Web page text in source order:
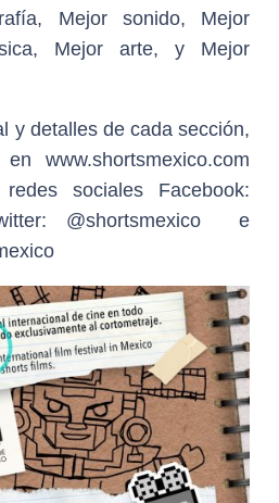
Mejor sonido, Mejor
Mejor arte, y Mejor
y detalles de cada sección,
www.shortsmexico.com
sociales Facebook:
@shortsmexico e